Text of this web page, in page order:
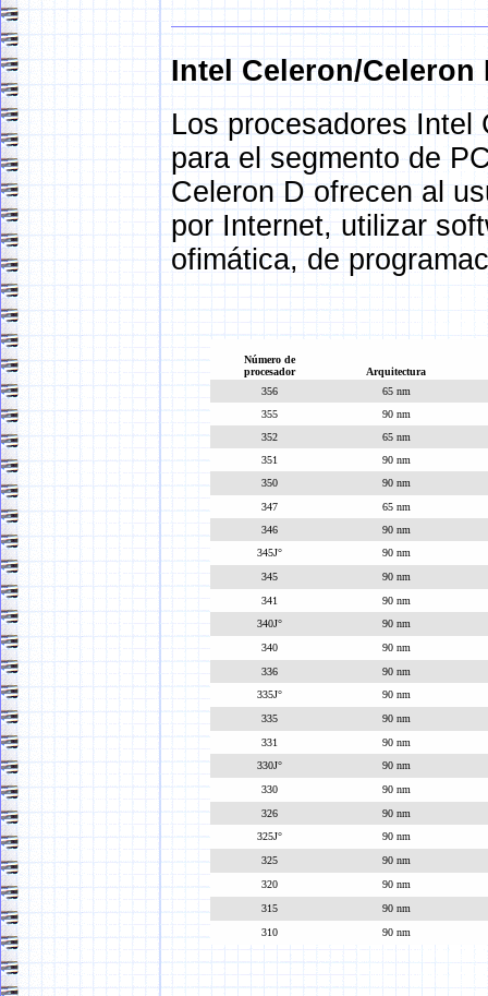
Intel Celeron/Celeron
Los procesadores Intel
para el segmento de
Celeron D ofrecen al
por Internet, utilizar
ofimática, de
Número de
procesador
Arquitectura
356
65 nm
355
90 nm
352
65 nm
351
90 nm
350
90 nm
347
65 nm
346
90 nm
345J°
90 nm
345
90 nm
341
90 nm
340J°
90 nm
340
90 nm
336
90 nm
335J°
90 nm
335
90 nm
331
90 nm
330J°
90 nm
330
90 nm
326
90 nm
325J°
90 nm
325
90 nm
320
90 nm
315
90 nm
310
90 nm